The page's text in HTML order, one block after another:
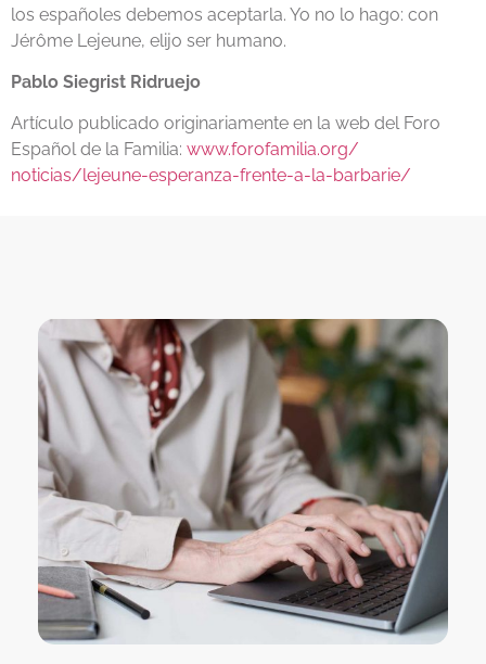
los españoles debemos aceptarla. Yo no lo hago: con
Jérôme Lejeune, elijo ser humano.
Pablo Siegrist Ridruejo
Artículo publicado originariamente en la web del Foro
Español de la Familia: www.forofamilia.org/
noticias/lejeune-esperanza-frente-a-la-barbarie/